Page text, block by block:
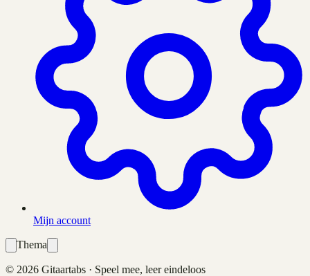
Mijn account
Thema
© 2026 Gitaartabs · Speel mee, leer eindeloos